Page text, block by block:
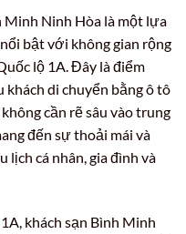
Minh Ninh Hòa là một lựa
bật với không gian rộng
lộ 1A. Đây là điểm
di chuyển bằng ô tô
cần rẽ sâu vào trung
đến sự thoải mái và
lịch cá nhân, gia đình và
khách sạn Bình Minh